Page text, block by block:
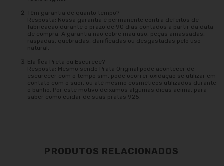
Têm garantia de quanto tempo?
Resposta: Nossa garantia é permanente contra defeitos de
fabricação durante o prazo de 90 dias contados a partir da data
de compra. A garantia não cobre mau uso, peças amassadas,
raspadas, quebradas, danificadas ou desgastadas pelo uso
natural.
Ela fica Preta ou Escurece?
Resposta: Mesmo sendo Prata Original pode acontecer de
escurecer com o tempo sim, pode ocorrer oxidação se utilizar em
contato com o suor, ou até mesmo cosméticos utilizados durante
o banho. Por este motivo deixamos algumas dicas acima, para
saber como cuidar de suas pratas 925.
PRODUTOS RELACIONADOS